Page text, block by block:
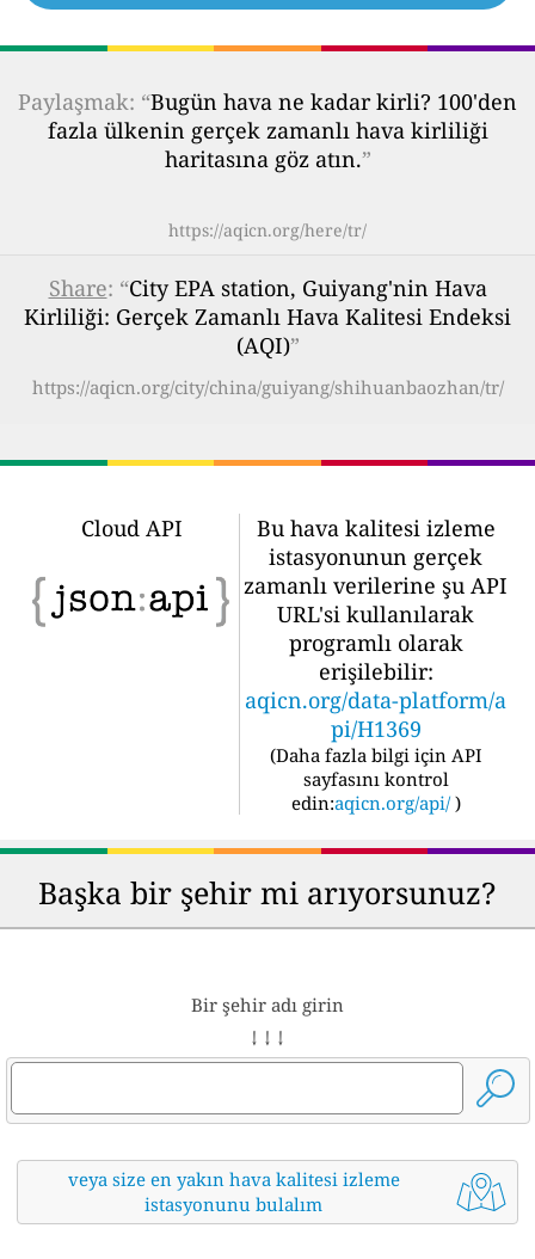
Paylaşmak: “Bugün hava ne kadar kirli? 100'den
fazla ülkenin gerçek zamanlı hava kirliliği
haritasına göz atın.”
https://aqicn.org/here/tr/
Share: “City EPA station, Guiyang'nin Hava
Kirliliği: Gerçek Zamanlı Hava Kalitesi Endeksi
(AQI)”
https://aqicn.org/city/china/guiyang/shihuanbaozhan/tr/
Cloud API
Bu hava kalitesi izleme
istasyonunun gerçek
zamanlı verilerine şu API
URL'si kullanılarak
programlı olarak
erişilebilir:
aqicn.org/data-platform/a
pi/H1369
(Daha fazla bilgi için API
sayfasını kontrol
edin:aqicn.org/api/ )
Başka bir şehir mi arıyorsunuz?
Bir şehir adı girin
↓ ↓ ↓
veya size en yakın hava kalitesi izleme
istasyonunu bulalım